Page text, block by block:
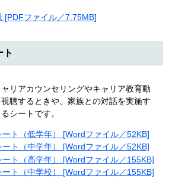
[PDFファイル／7.75MB]
ト
リアカウンセリングやキャリア教育動
聴するときや、家族との対話を実施す
シートです。
ト（低学年） [Wordファイル／52KB]
ト（中学年） [Wordファイル／52KB]
ト（高学年） [Wordファイル／155KB]
ト（中学校） [Wordファイル／155KB]